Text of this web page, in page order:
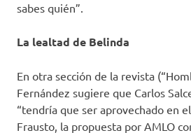
sabes quién”.
La lealtad de Belinda
En otra sección de la revista
Fernández sugiere que Carlos
“tendría que ser aprovechado en
Frausto, la propuesta por AMLO